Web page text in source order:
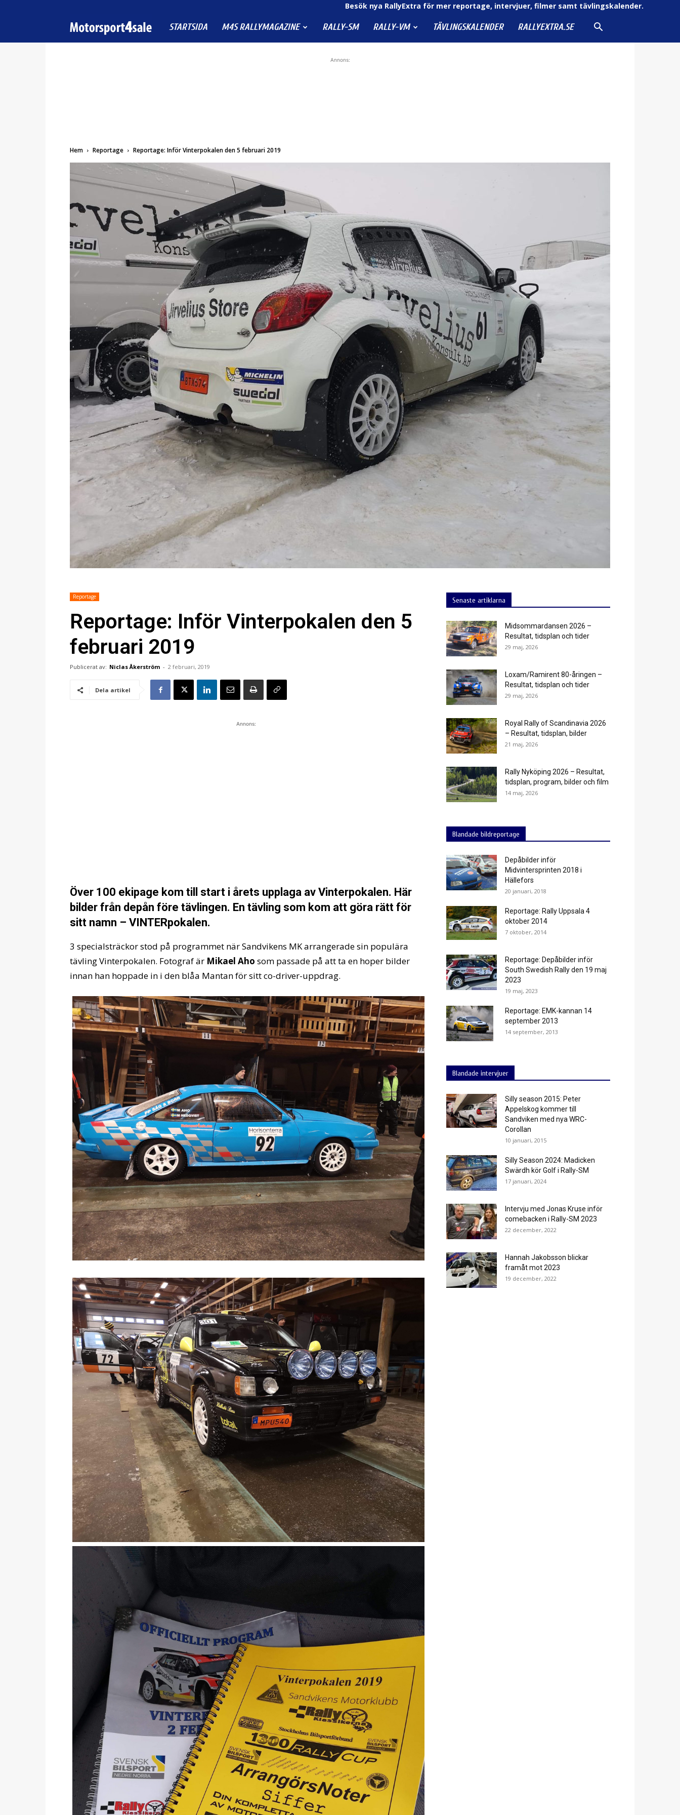
Besök nya RallyExtra för mer reportage, intervjuer, filmer samt tävlingskalender.
Motorsport4sale
STARTSIDA M4S RALLYMAGAZINE RALLY-SM RALLY-VM TÄVLINGSKALENDER RALLYEXTRA.SE
Annons:
Hem Reportage Reportage: Inför Vinterpokalen den 5 februari 2019
Reportage
Reportage: Inför Vinterpokalen den 5
februari 2019
Publicerat av: Niclas Åkerström - 2 februari, 2019
Dela artikel
Annons:
Över 100 ekipage kom till start i årets upplaga av Vinterpokalen. Här
bilder från depån före tävlingen. En tävling som kom att göra rätt för
sitt namn – VINTERpokalen.
3 specialsträckor stod på programmet när Sandvikens MK arrangerade sin populära
tävling Vinterpokalen. Fotograf är Mikael Aho som passade på att ta en hoper bilder
innan han hoppade in i den blåa Mantan för sitt co-driver-uppdrag.
Senaste artiklarna
Midsommardansen 2026 –
Resultat, tidsplan och tider
29 maj, 2026
Loxam/Ramirent 80-åringen –
Resultat, tidsplan och tider
29 maj, 2026
Royal Rally of Scandinavia 2026
– Resultat, tidsplan, bilder
21 maj, 2026
Rally Nyköping 2026 – Resultat,
tidsplan, program, bilder och film
14 maj, 2026
Blandade bildreportage
Depåbilder inför
Midvintersprinten 2018 i
Hällefors
20 januari, 2018
Reportage: Rally Uppsala 4
oktober 2014
7 oktober, 2014
Reportage: Depåbilder inför
South Swedish Rally den 19 maj
2023
19 maj, 2023
Reportage: EMK-kannan 14
september 2013
14 september, 2013
Blandade intervjuer
Silly season 2015: Peter
Appelskog kommer till
Sandviken med nya WRC-
Corollan
10 januari, 2015
Silly Season 2024: Madicken
Swärdh kör Golf i Rally-SM
17 januari, 2024
Intervju med Jonas Kruse inför
comebacken i Rally-SM 2023
22 december, 2022
Hannah Jakobsson blickar
framåt mot 2023
19 december, 2022